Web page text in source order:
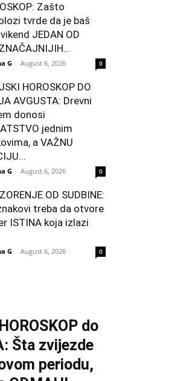
Zašto
tvrde da je baš
JEDAN OD
G - August 6, 2026 0
HOROSKOP DO
AVGUSTA: Drevni
donosi
jednim
a VAŽNU
G - August 6, 2026 0
OD SUDBINE:
treba da otvore
ISTINA koja izlazi
G - August 6, 2026 0
do
Šta zvijezde
periodu,